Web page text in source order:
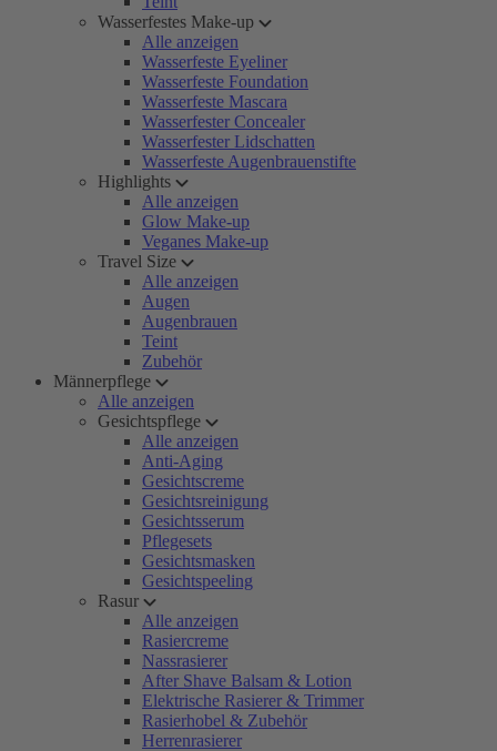
Wasserfestes Make-up
Alle anzeigen
Wasserfeste Eyeliner
Wasserfeste Foundation
Wasserfeste Mascara
Wasserfester Concealer
Wasserfester Lidschatten
Wasserfeste Augenbrauenstifte
Highlights
Alle anzeigen
Glow Make-up
Veganes Make-up
Travel Size
Alle anzeigen
Augen
Augenbrauen
Teint
Zubehör
Männerpflege
Alle anzeigen
Gesichtspflege
Alle anzeigen
Anti-Aging
Gesichtscreme
Gesichtsreinigung
Gesichtsserum
Pflegesets
Gesichtsmasken
Gesichtspeeling
Rasur
Alle anzeigen
Rasiercreme
Nassrasierer
After Shave Balsam & Lotion
Elektrische Rasierer & Trimmer
Rasierhobel & Zubehör
Herrenrasierer